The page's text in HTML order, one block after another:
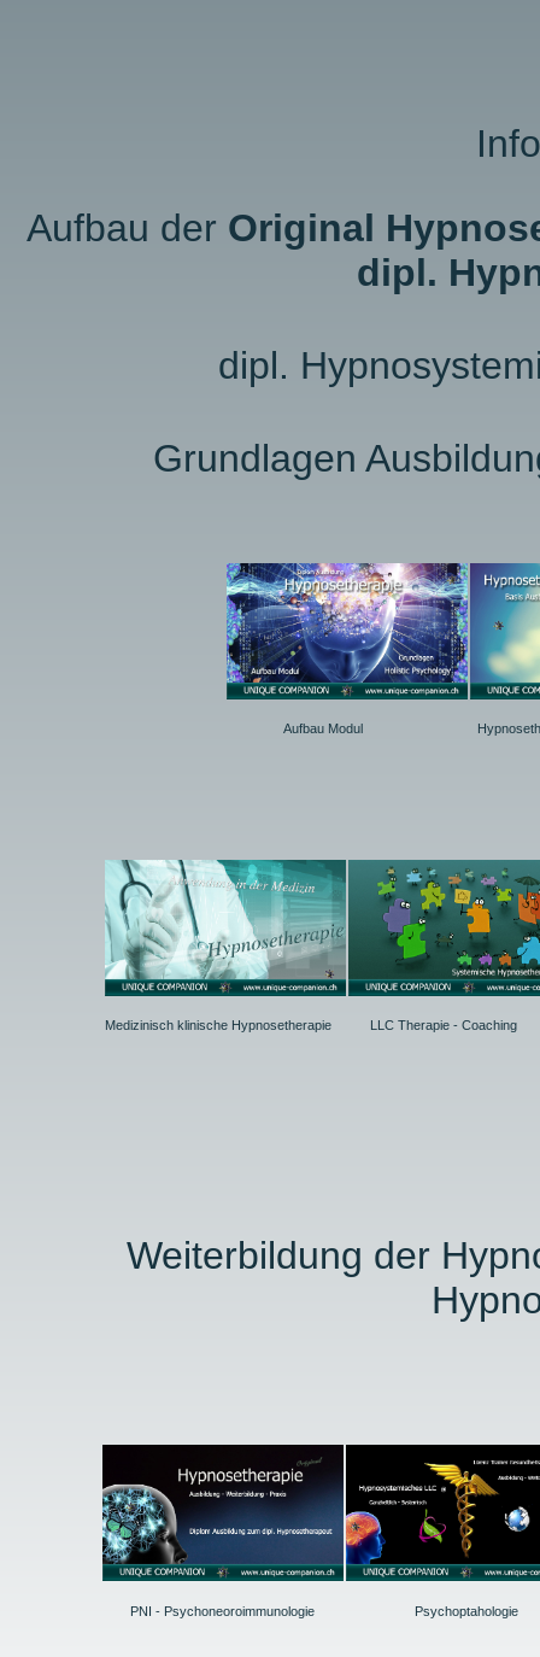
Aufbau der Original
dipl.
dipl.
Grundlagen
Aufbau Modul
Medizinisch klinische Hypnosetherapie LLC Therapie - Coaching
Weiterbildung der
PNI - Psychoneoroimmunologie Psychoptahologie